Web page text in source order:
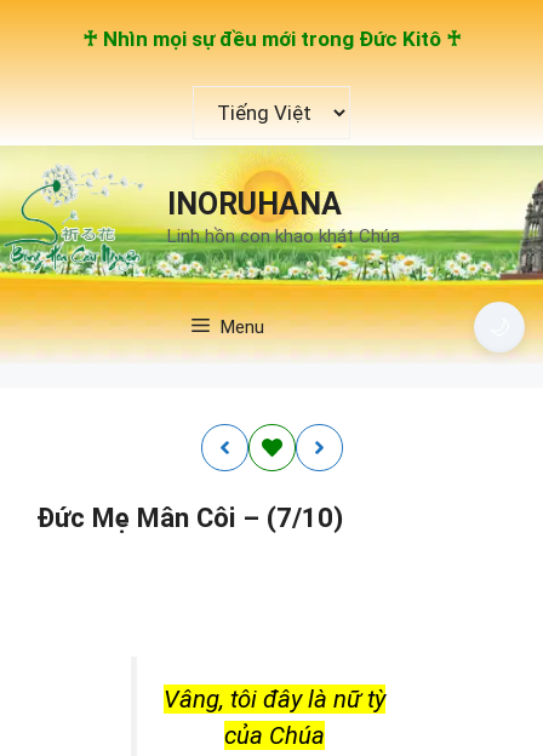
♰ Nhìn mọi sự đều mới trong Đức Kitô ♰
ngôn
ngữ
INORUHANA
Linh hồn con khao khát Chúa
Menu
Đức Mẹ Mân Côi – (7/10)
Vâng, tôi đây là nữ tỳ
của Chúa